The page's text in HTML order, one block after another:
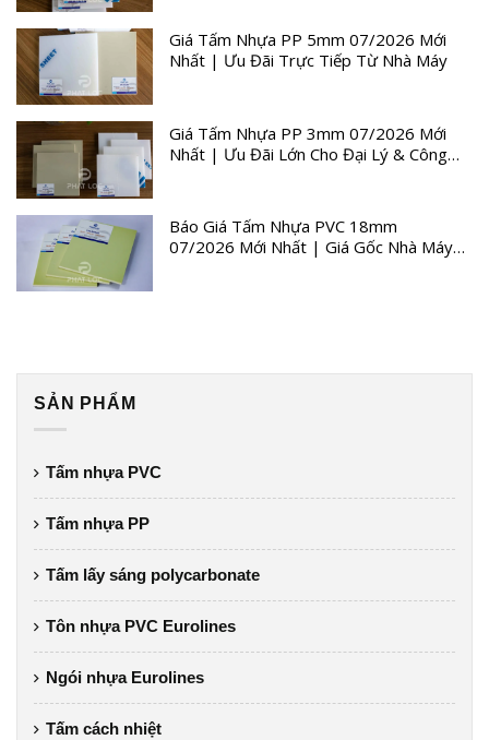
Giá Tấm Nhựa PP 5mm 07/2026 Mới
Nhất | Ưu Đãi Trực Tiếp Từ Nhà Máy
Giá Tấm Nhựa PP 3mm 07/2026 Mới
Nhất | Ưu Đãi Lớn Cho Đại Lý & Công
Báo Giá Tấm Nhựa PVC 18mm
07/2026 Mới Nhất | Giá Gốc Nhà Máy
SẢN PHẨM
Tấm nhựa PVC
Tấm nhựa PP
Tấm lấy sáng polycarbonate
Tôn nhựa PVC Eurolines
Ngói nhựa Eurolines
Tấm cách nhiệt